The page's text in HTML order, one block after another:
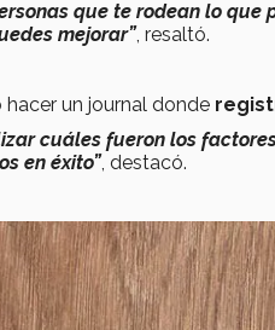
que te rodean lo que
mejorar”, resaltó.
un journal donde
cuáles fueron los
en éxito”, destacó.